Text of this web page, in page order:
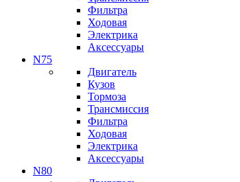
Фильтра
Ходовая
Электрика
Аксессуары
N75
Двигатель
Кузов
Тормоза
Трансмиссия
Фильтра
Ходовая
Электрика
Аксессуары
N80